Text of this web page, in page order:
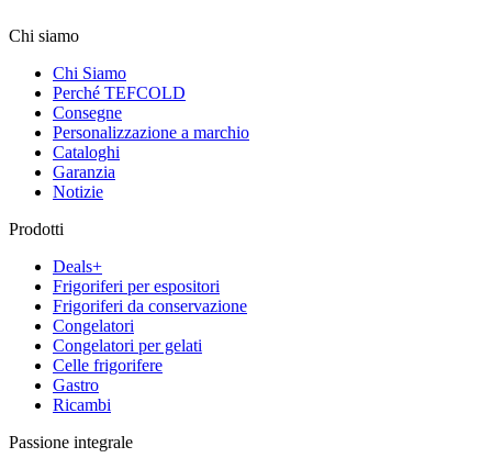
Chi siamo
Chi Siamo
Perché TEFCOLD
Consegne
Personalizzazione a marchio
Cataloghi
Garanzia
Notizie
Prodotti
Deals+
Frigoriferi per espositori
Frigoriferi da conservazione
Congelatori
Congelatori per gelati
Celle frigorifere
Gastro
Ricambi
Passione integrale